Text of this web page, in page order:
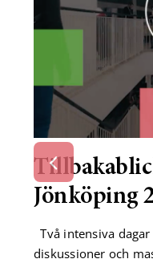
Jönköping
Två intensiva
diskussioner och